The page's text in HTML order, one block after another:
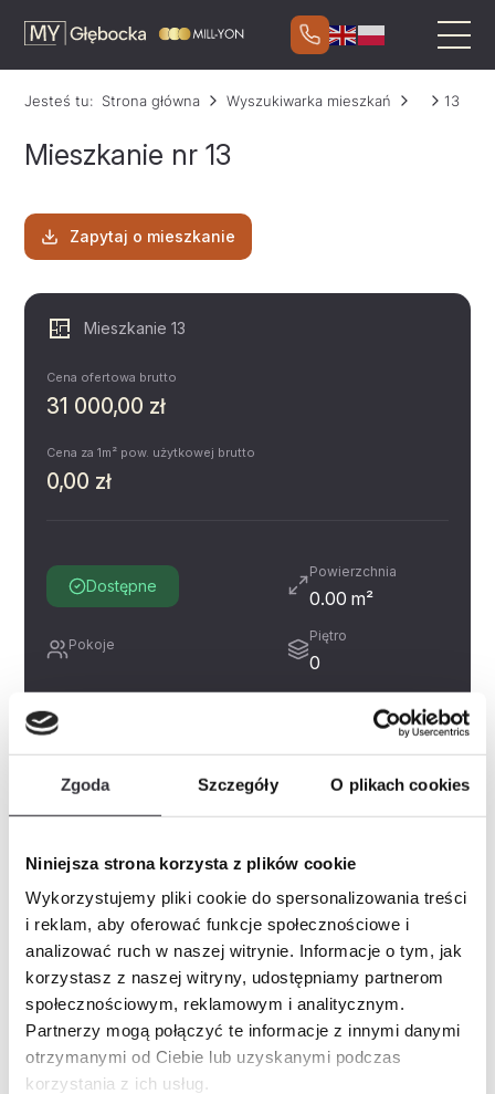
Zgoda Szczegóły O plikach cookies
Niniejsza strona korzysta z plików cookie
Wykorzystujemy pliki cookie do spersonalizowania treści
i reklam, aby oferować funkcje społecznościowe i
analizować ruch w naszej witrynie. Informacje o tym, jak
korzystasz z naszej witryny, udostępniamy partnerom
społecznościowym, reklamowym i analitycznym.
Partnerzy mogą połączyć te informacje z innymi danymi
otrzymanymi od Ciebie lub uzyskanymi podczas
korzystania z ich usług.
Jesteś tu: Strona główna Wyszukiwarka mieszkań 13
Mieszkanie nr 13
Zapytaj o mieszkanie
Mieszkanie 13
Cena ofertowa brutto
31 000,00 zł
Cena za 1m² pow. użytkowej brutto
0,00 zł
Dostępne
Powierzchnia
0.00 m²
Pokoje
Piętro
0
Historia cen
Inne świadczenia pieniężne
PDF
Zapytaj o mieszkanie
Imię i nazwisko
Telefon